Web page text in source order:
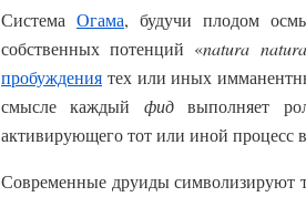
Система Огама, будучи плодом
собственных потенций «natura
пробуждениятех или иных
смысле каждый фидвыполняет
активирующего тот или иной процесс
Современные друиды символизируют